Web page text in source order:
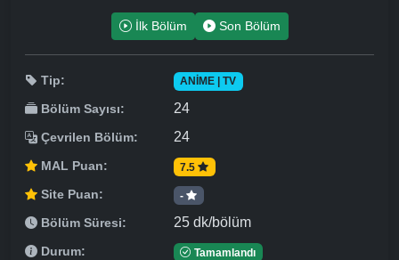
İlk Bölüm Son Bölüm
Tip: ANIME | TV
Bölüm Sayısı: 24
Çevrilen Bölüm: 24
MAL Puan: 7.5
Site Puan: -
Bölüm Süresi: 25 dk/bölüm
Durum: Tamamlandı